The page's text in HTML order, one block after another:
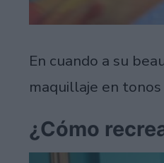
En cuando a su
maquillaje en
¿Cómo